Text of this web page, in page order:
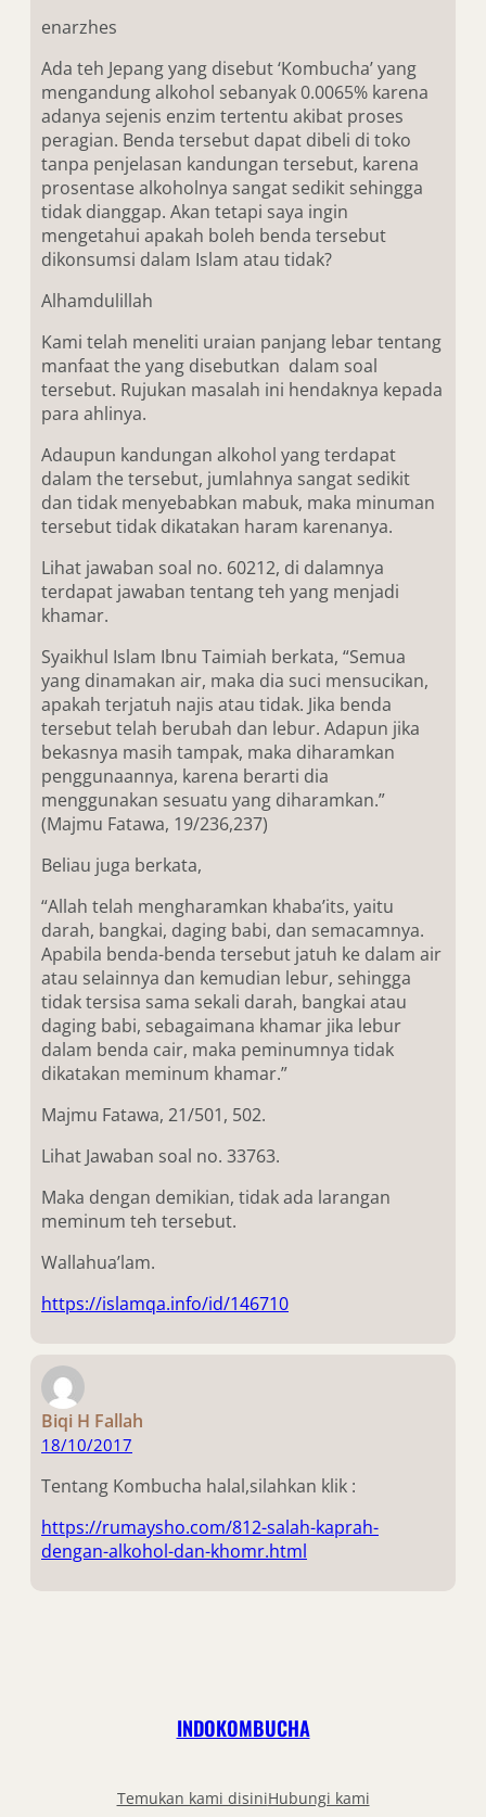
enarzhes
Ada teh Jepang yang disebut ‘Kombucha’ yang
mengandung alkohol sebanyak 0.0065% karena
adanya sejenis enzim tertentu akibat proses
peragian. Benda tersebut dapat dibeli di toko
tanpa penjelasan kandungan tersebut, karena
prosentase alkoholnya sangat sedikit sehingga
tidak dianggap. Akan tetapi saya ingin
mengetahui apakah boleh benda tersebut
dikonsumsi dalam Islam atau tidak?
Alhamdulillah
Kami telah meneliti uraian panjang lebar tentang
manfaat the yang disebutkan dalam soal
tersebut. Rujukan masalah ini hendaknya kepada
para ahlinya.
Adaupun kandungan alkohol yang terdapat
dalam the tersebut, jumlahnya sangat sedikit
dan tidak menyebabkan mabuk, maka minuman
tersebut tidak dikatakan haram karenanya.
Lihat jawaban soal no. 60212, di dalamnya
terdapat jawaban tentang teh yang menjadi
khamar.
Syaikhul Islam Ibnu Taimiah berkata, “Semua
yang dinamakan air, maka dia suci mensucikan,
apakah terjatuh najis atau tidak. Jika benda
tersebut telah berubah dan lebur. Adapun jika
bekasnya masih tampak, maka diharamkan
penggunaannya, karena berarti dia
menggunakan sesuatu yang diharamkan.”
(Majmu Fatawa, 19/236,237)
Beliau juga berkata,
“Allah telah mengharamkan khaba’its, yaitu
darah, bangkai, daging babi, dan semacamnya.
Apabila benda-benda tersebut jatuh ke dalam air
atau selainnya dan kemudian lebur, sehingga
tidak tersisa sama sekali darah, bangkai atau
daging babi, sebagaimana khamar jika lebur
dalam benda cair, maka peminumnya tidak
dikatakan meminum khamar.”
Majmu Fatawa, 21/501, 502.
Lihat Jawaban soal no. 33763.
Maka dengan demikian, tidak ada larangan
meminum teh tersebut.
Wallahua’lam.
https://islamqa.info/id/146710
Biqi H Fallah
18/10/2017
Tentang Kombucha halal,silahkan klik :
https://rumaysho.com/812-salah-kaprah-
dengan-alkohol-dan-khomr.html
INDOKOMBUCHA
Temukan kami disiniHubungi kami